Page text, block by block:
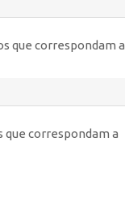
que correspondam a
que correspondam a